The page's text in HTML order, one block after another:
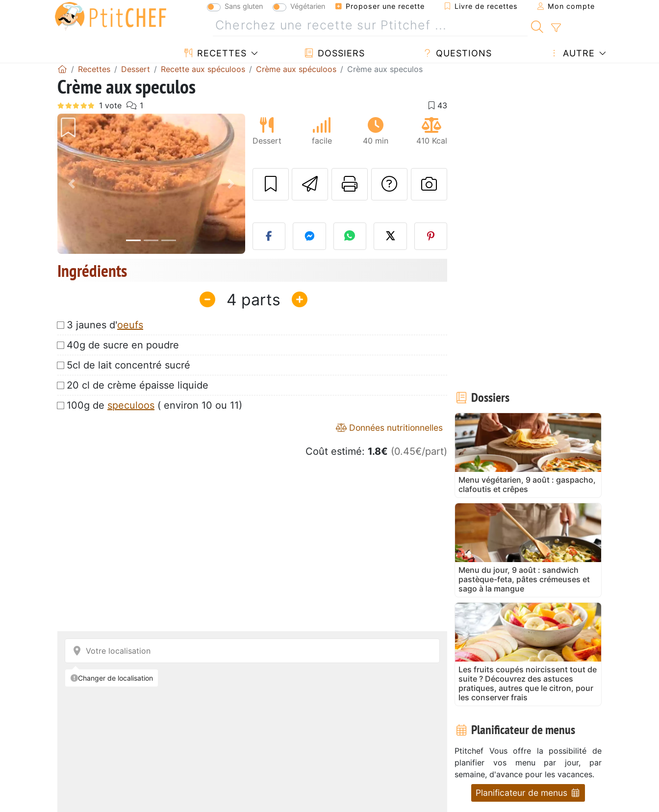
Sans gluten Végétarien Proposer une recette Livre de recettes Mon compte
RECETTES DOSSIERS QUESTIONS AUTRE
Recettes Dessert Recette aux spéculoos Crème aux spéculoos Crème aux speculos
Crème aux speculos
Précédent Suivant
Dessert facile 40 min 410 Kcal
Envoyer cette recette à un ami
Imprimer cette page
Poser une question à l'auteur
Publier votre photo de cette
Ingrédients
4
3 jaunes d'oeufs
40g de sucre en poudre
5cl de lait concentré sucré
20 cl de crème épaisse liquide
100g de speculoos ( environ 10 ou 11)
Données nutritionnelles
Coût estimé: 1.8€ (0.45€/part)
Dossiers
Menu végétarien, 9 août : gaspacho,
clafoutis et crêpes
Menu du jour, 9 août : sandwich
pastèque-feta, pâtes crémeuses et
sago à la mangue
Les fruits coupés noircissent tout de
suite ? Découvrez des astuces
pratiques, autres que le citron, pour
les conserver frais
Planificateur de menus
Ptitchef Vous offre la possibilité de
planifier vos menu par jour, par
semaine, d'avance pour les vacances.
Planificateur de menus